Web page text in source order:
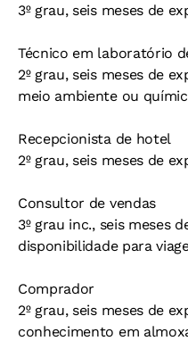
3º grau, seis meses de
Técnico em laboratório
2º grau, seis meses de
meio ambiente ou
Recepcionista de hotel
2º grau, seis meses de
Consultor de vendas
3º grau inc., seis meses
disponibilidade para
Comprador
2º grau, seis meses de
conhecimento em